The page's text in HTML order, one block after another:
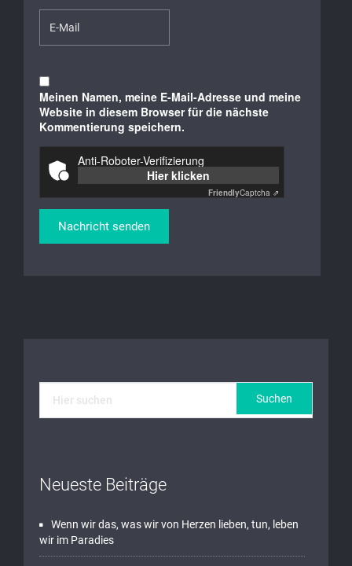
Meinen Namen, meine E-Mail-Adresse und meine
Website in diesem Browser für die nächste
Kommentierung speichern.
Anti-Roboter-Verifizierung
Hier klicken
FriendlyCaptcha ⇗
Neueste Beiträge
Wenn wir das, was wir von Herzen lieben, tun, leben
wir im Paradies